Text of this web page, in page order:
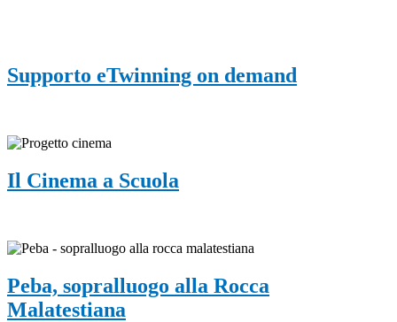
Supporto eTwinning on demand
Il Cinema a Scuola
Peba, sopralluogo alla Rocca
Malatestiana